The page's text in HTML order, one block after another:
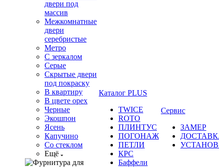
двери под
массив
Межкомнатные
двери
серебристые
Метро
С зеркалом
Серые
Скрытые двери
под покраску
В квартиру
В цвете орех
Черные
Экошпон
Ясень
Капучино
Со стеклом
Ещё
Каталог PLUS
TWICE
ROTO
ПЛИНТУС
ПОГОНАЖ
ПЕТЛИ
КРС
Баффели
Сервис
ЗАМЕР